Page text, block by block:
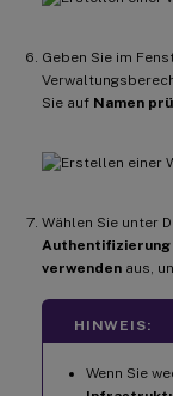
Geben Sie im
Sie auf Namen
Wählen Sie unter
verwenden aus,
HINWEIS:
Wenn Sie